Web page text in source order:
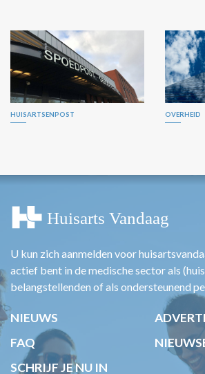
HUISARTSENPOST OVERHEID
U kun zich aanmelden voor
actief bent in de medische sector als
belangstellenden of als ondersteunend
NIEUWS
FAQ
SCHRIJF JE NU IN